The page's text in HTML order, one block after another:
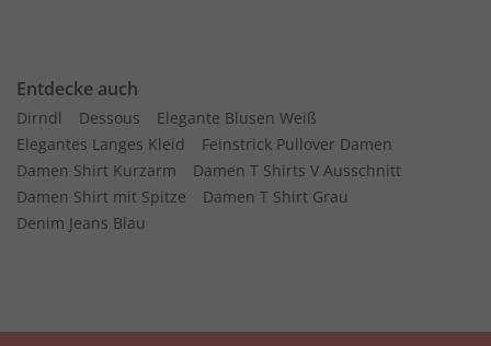
Entdecke auch
Dirndl Dessous
Elegante Blusen Weiß
Elegantes Langes Kleid
Feinstrick Pullover Damen
Damen Shirt Kurzarm
Damen T Shirts V Ausschnitt
Damen Shirt mit Spitze
Damen T Shirt Grau
Denim Jeans Blau